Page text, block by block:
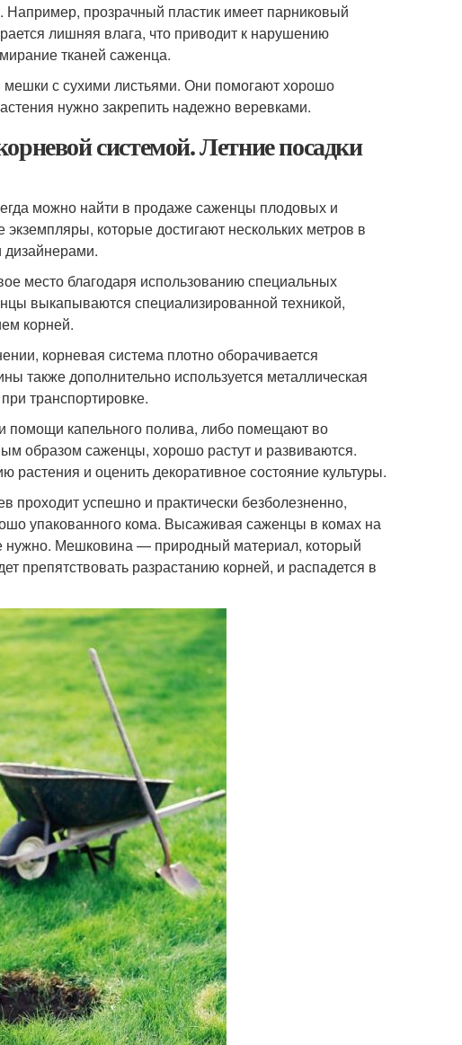
прозрачный пластик имеет парниковый
лишняя влага, что приводит к нарушению
тканей саженца.
мешки с сухими листьями. Они помогают хорошо
нужно закрепить надежно веревками.
системой. Летние посадки
можно найти в продаже саженцы плодовых и
которые достигают нескольких метров в
место благодаря использованию специальных
выкапываются специализированной техникой,
корней.
корневая система плотно оборачивается
также дополнительно используется металлическая
транспортировке.
помощи капельного полива, либо помещают во
образом саженцы, хорошо растут и развиваются.
растения и оценить декоративное состояние культуры.
проходит успешно и практически безболезненно,
упакованного кома. Высаживая саженцы в комах на
нужно. Мешковина — природный материал, который
препятствовать разрастанию корней, и распадется в